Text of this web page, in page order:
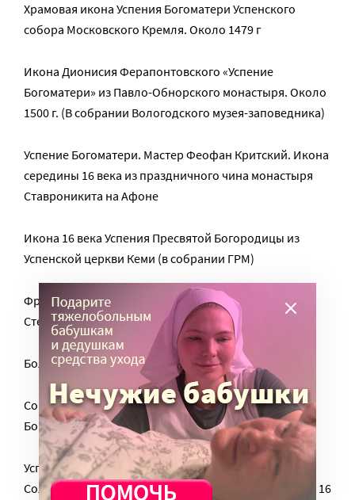
Храмовая икона Успения Богоматери Успенского
собора Московского Кремля. Около 1479 г
Икона Дионисия Ферапонтовского «Успение
Богоматери» из Павло-Обнорского монастыря. Около
1500 г. (В собрании Вологодского музея-заповедника)
Успение Богоматери. Мастер Феофан Критский. Икона
середины 16 века из праздничного чина монастыря
Ставроникита на Афоне
Икона 16 века Успения Пресвятой Богородицы из
Успенской церкви Кеми (в собрании ГРМ)
Фреска Успения Пресвятой Богородицы келии св.
Стефана на горе Афон. Конец 17 века
Болгарская икона 19 века Успения Богоматери
Современная греческая икона Успения Пресвятой
Богородицы
Успение Пресвятой Богородицы. Пелена.
Сольвычегодский историко-художественный музей. 16